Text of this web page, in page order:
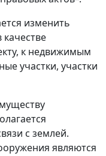
изменить
к недвижимым
участки, участки
с землей.
являются